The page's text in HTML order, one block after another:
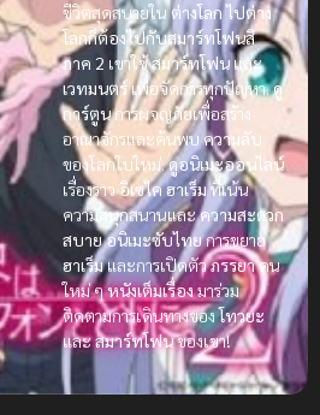
ชีวิตสุดสบายในต่างโลก ไปต่าง
โลกก็ต้องไปกับสมาร์ทโฟนสิ
ภาค 2 เขาใช้สมาร์ทโฟนและ
เวทมนตร์เพื่อจัดการทุกปัญหา.ดู
การ์ตูนการผจญภัยเพื่อสร้าง
อาณาจักรและค้นพบความลับ
ของโลกใบใหม่.ดูอนิเมะออนไลน์
เรื่องราวอิเซไคฮาเร็มที่เน้น
ความสนุกสนานและความสะดวก
สบายอนิเมะซับไทยการขยาย
ฮาเร็มและการเปิดตัวภรรยาคน
ใหม่ ๆหนังเต็มเรื่องมาร่วม
ติดตามการเดินทางของโทวยะ
และสมาร์ทโฟนของเขา!